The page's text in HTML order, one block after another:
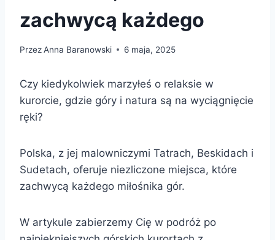
zachwycą każdego
PrzezAnna Baranowski 6 maja, 2025
Czy kiedykolwiek marzyłeś o relaksie w
kurorcie, gdzie góry i natura są na wyciągnięcie
ręki?
Polska, z jej malowniczymi Tatrach, Beskidach i
Sudetach, oferuje niezliczone miejsca, które
zachwycą każdego miłośnika gór.
W artykule zabierzemy Cię w podróż po